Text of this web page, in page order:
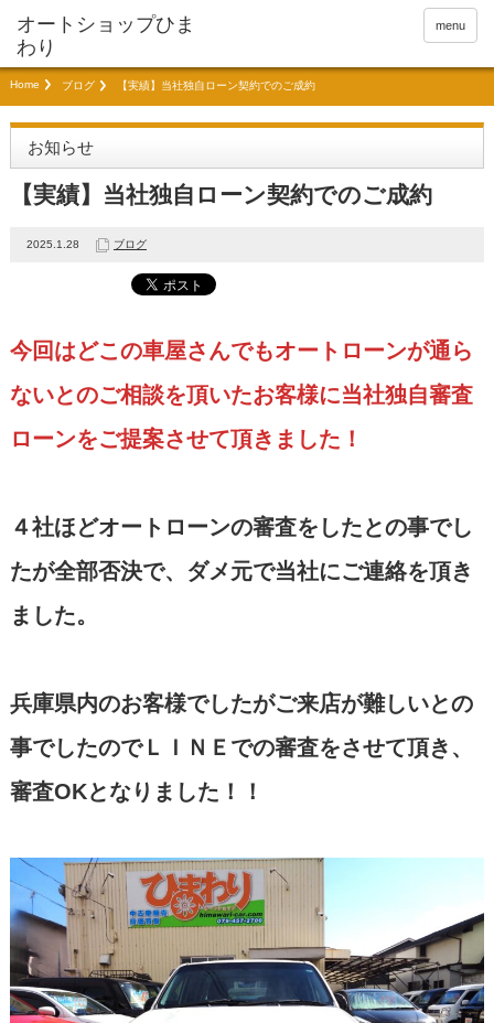
menu
Home ブログ 【実績】当社独自ローン契約でのご成約
お知らせ
【実績】当社独自ローン契約でのご成約
2025.1.28 ブログ
今回はどこの車屋さんでもオートローンが通ら
ないとのご相談を頂いたお客様に当社独自審査
ローンをご提案させて頂きました！
４社ほどオートローンの審査をしたとの事でし
たが全部否決で、ダメ元で当社にご連絡を頂き
ました。
兵庫県内のお客様でしたがご来店が難しいとの
事でしたのでＬＩＮＥでの審査をさせて頂き、
審査OKとなりました！！